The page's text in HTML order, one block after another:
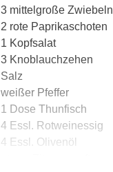
3 mittelgroße Zwiebeln
2 rote Paprikaschoten
1 Kopfsalat
3 Knoblauchzehen
Salz
weißer Pfeffer
1 Dose Thunfisch
4 Essl. Rotweinessig
4 Essl. Olivenöl